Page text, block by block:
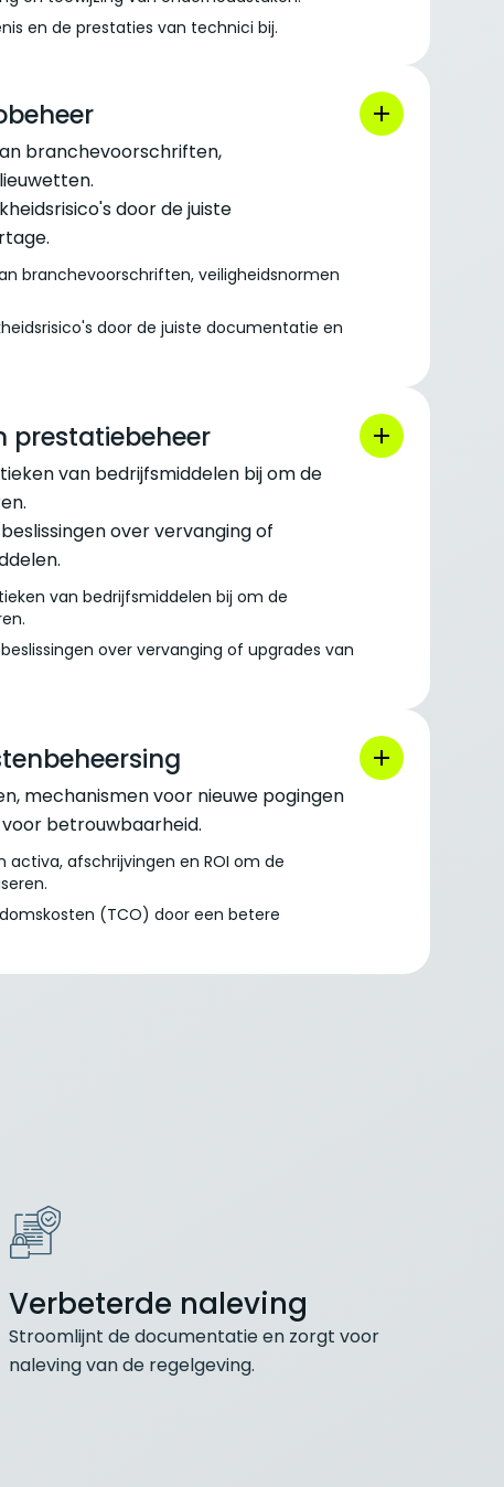
en de prestaties van technici bij.
branchevoorschriften,
door de juiste
branchevoorschriften, veiligheidsnormen
door de juiste documentatie en
prestatiebeheer
van bedrijfsmiddelen bij om de
over vervanging of
van bedrijfsmiddelen bij om de
over vervanging of upgrades van
mechanismen voor nieuwe pogingen
betrouwbaarheid.
activa, afschrijvingen en ROI om de
(TCO) door een betere
Verbeterde naleving
Stroomlijnt de documentatie en zorgt voor
naleving van de regelgeving.